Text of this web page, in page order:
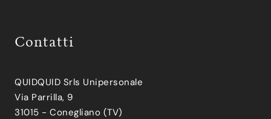
Contatti
QUIDQUID Srls Unipersonale
Via Parrilla, 9
31015 - Conegliano (TV)